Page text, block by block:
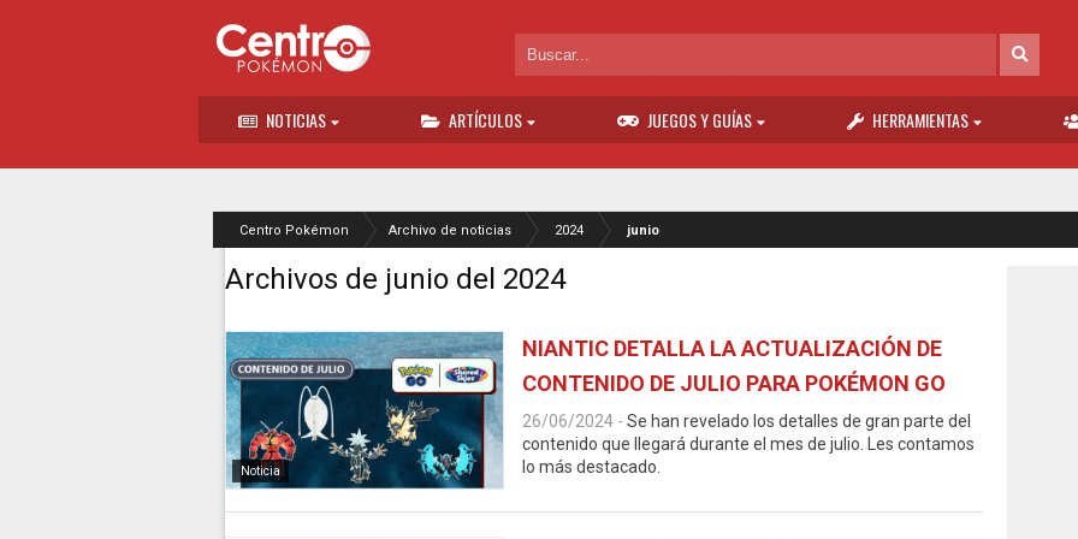
NOTICIAS ARTÍCULOS JUEGOS Y GUÍAS HERRAMIENTAS
Centro Pokémon Archivo de noticias 2024 junio
Archivos de junio del 2024
Noticia
NIANTIC DETALLA LA ACTUALIZACIÓN DE
CONTENIDO DE JULIO PARA POKÉMON GO
26/06/2024 - Se han revelado los detalles de gran parte del
contenido que llegará durante el mes de julio. Les contamos
lo más destacado.